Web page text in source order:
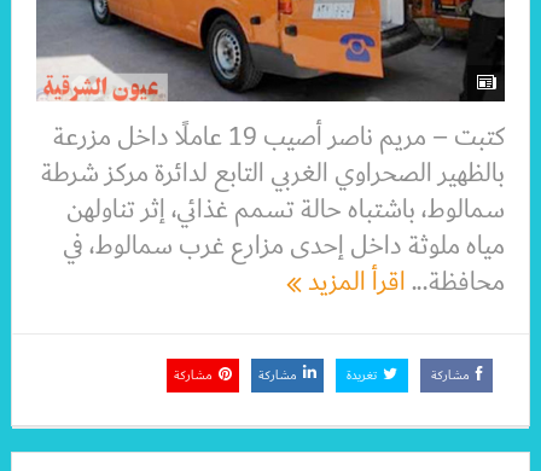
كتبت – مريم ناصر أصيب 19 عاملًا داخل مزرعة
بالظهير الصحراوي الغربي التابع لدائرة مركز شرطة
سمالوط، باشتباه حالة تسمم غذائي، إثر تناولهن
مياه ملوثة داخل إحدى مزارع غرب سمالوط، في
محافظة...اقرأ المزيد
مشاركة تغريدة مشاركة مشاركة